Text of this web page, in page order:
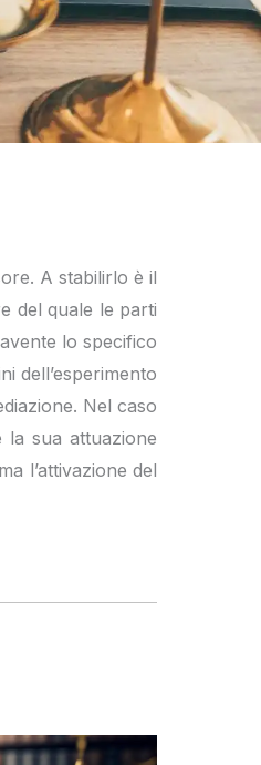
A stabilirlo è il
del quale le parti
lo specifico
dell’esperimento
Nel caso
sua attuazione
l’attivazione del